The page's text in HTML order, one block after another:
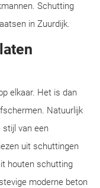
Schutting
in Zuurdijk.
elkaar. Het is dan
Natuurlijk
van een
uit schuttingen
houten schutting
moderne beton